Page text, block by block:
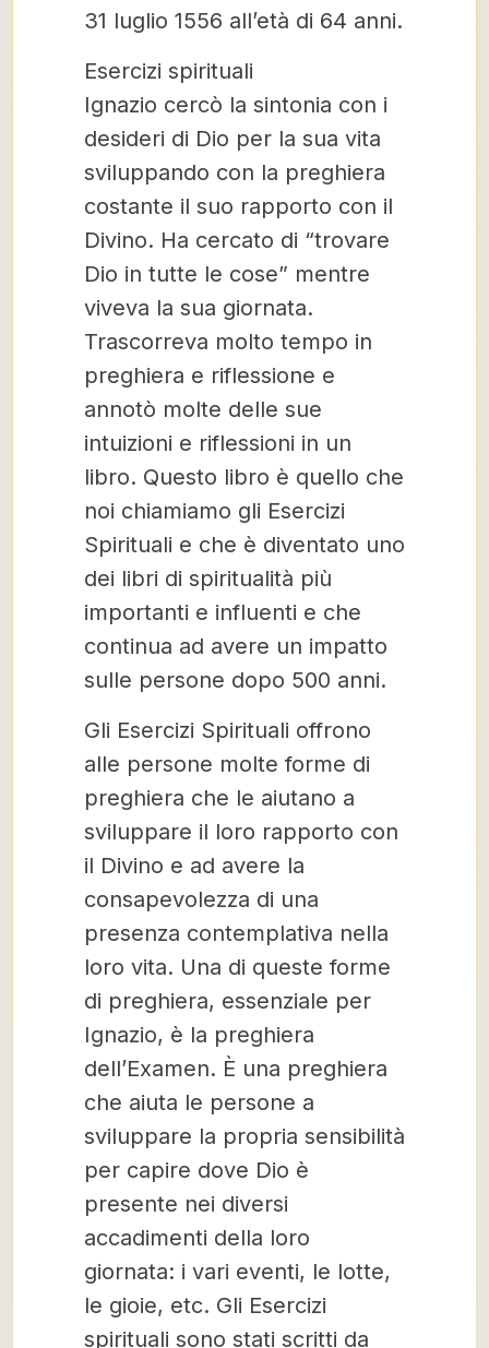
31 luglio 1556 all’età di 64 anni.
Esercizi spirituali
Ignazio cercò la sintonia con i
desideri di Dio per la sua vita
sviluppando con la preghiera
costante il suo rapporto con il
Divino. Ha cercato di “trovare
Dio in tutte le cose” mentre
viveva la sua giornata.
Trascorreva molto tempo in
preghiera e riflessione e
annotò molte delle sue
intuizioni e riflessioni in un
libro. Questo libro è quello che
noi chiamiamo gli Esercizi
Spirituali e che è diventato uno
dei libri di spiritualità più
importanti e influenti e che
continua ad avere un impatto
sulle persone dopo 500 anni.
Gli Esercizi Spirituali offrono
alle persone molte forme di
preghiera che le aiutano a
sviluppare il loro rapporto con
il Divino e ad avere la
consapevolezza di una
presenza contemplativa nella
loro vita. Una di queste forme
di preghiera, essenziale per
Ignazio, è la preghiera
dell’Examen. È una preghiera
che aiuta le persone a
sviluppare la propria sensibilità
per capire dove Dio è
presente nei diversi
accadimenti della loro
giornata: i vari eventi, le lotte,
le gioie, etc. Gli Esercizi
spirituali sono stati scritti da